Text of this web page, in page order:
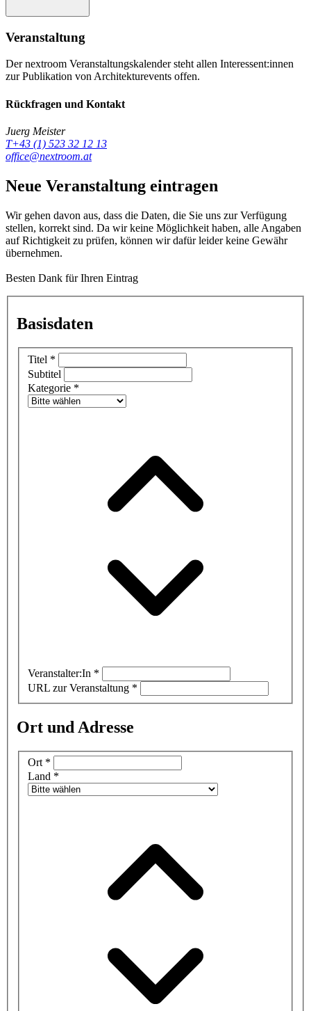
Veranstaltung
Der nextroom Veranstaltungskalender steht allen Interessent:innen
zur Publikation von Architekturevents offen.
Rückfragen und Kontakt
Juerg Meister
T+43 (1) 523 32 12 13
office@nextroom.at
Neue Veranstaltung eintragen
Wir gehen davon aus, dass die Daten, die Sie uns zur Verfügung
stellen, korrekt sind. Da wir keine Möglichkeit haben, alle Angaben
auf Richtigkeit zu prüfen, können wir dafür leider keine Gewähr
übernehmen.
Besten Dank für Ihren Eintrag
Basisdaten
Titel *
Subtitel
Kategorie *
Veranstalter:In *
URL zur Veranstaltung *
Ort und Adresse
Ort *
Land *